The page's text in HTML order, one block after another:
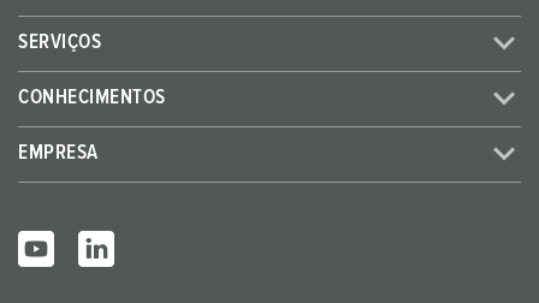
SERVIÇOS
CONHECIMENTOS
EMPRESA